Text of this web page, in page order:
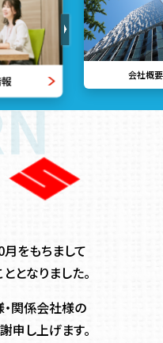
会社概要
をもちまして
となりました。
‧関係会社様の
申し上げます。